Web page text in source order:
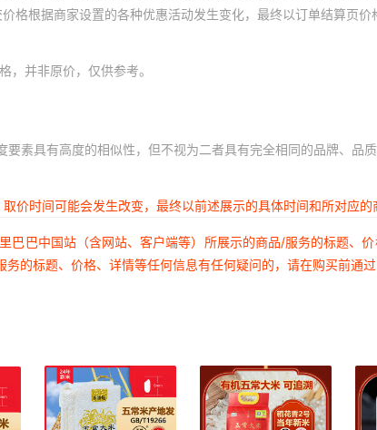
格根据商家设置的各种优惠活动发生变化，最终以订单结算页价
并非原价，仅供参考。
素具有高度的相似性，但不视为二者具有完全相同的品牌、品
价时间可能会发生改变，最终以前述展示的具体时间和所对应的
巴巴中国站（含网站、客户端等）所展示的商品/服务的标题、
的标题、价格、详情等任何信息有任何疑问的，请在购买前通